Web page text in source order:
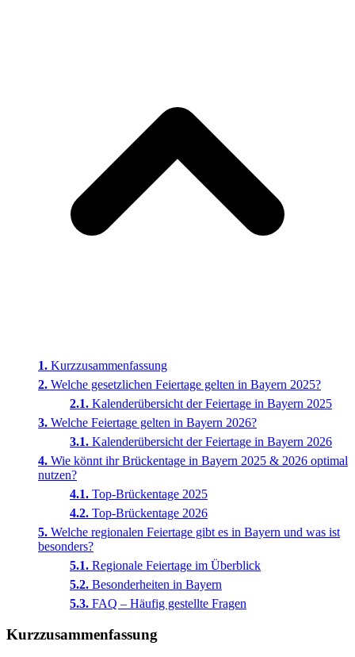
Kurzzusammenfassung
Welche gesetzlichen Feiertage gelten in Bayern 2025?
Kalenderübersicht der Feiertage in Bayern 2025
Welche Feiertage gelten in Bayern 2026?
Kalenderübersicht der Feiertage in Bayern 2026
Wie könnt ihr Brückentage in Bayern 2025 & 2026 optimal
nutzen?
Top-Brückentage 2025
Top-Brückentage 2026
Welche regionalen Feiertage gibt es in Bayern und was ist
besonders?
Regionale Feiertage im Überblick
Besonderheiten in Bayern
FAQ – Häufig gestellte Fragen
Kurzzusammenfassung